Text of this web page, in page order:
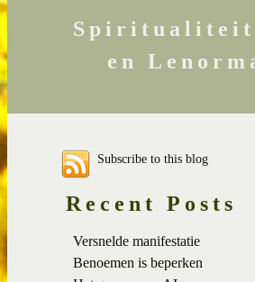
en
Subscribe to this blog
Recent Posts
Versnelde manifestatie
Benoemen is beperken